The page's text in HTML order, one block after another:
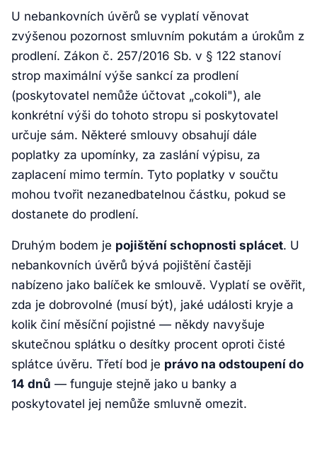
U nebankovních úvěrů se vyplatí věnovat
zvýšenou pozornost smluvním pokutám a úrokům z
prodlení. Zákon č. 257/2016 Sb. v § 122 stanoví
strop maximální výše sankcí za prodlení
(poskytovatel nemůže účtovat „cokoli"), ale
konkrétní výši do tohoto stropu si poskytovatel
určuje sám. Některé smlouvy obsahují dále
poplatky za upomínky, za zaslání výpisu, za
zaplacení mimo termín. Tyto poplatky v součtu
mohou tvořit nezanedbatelnou částku, pokud se
dostanete do prodlení.
Druhým bodem je pojištění schopnosti splácet. U
nebankovních úvěrů bývá pojištění častěji
nabízeno jako balíček ke smlouvě. Vyplatí se ověřit,
zda je dobrovolné (musí být), jaké události kryje a
kolik činí měsíční pojistné — někdy navyšuje
skutečnou splátku o desítky procent oproti čisté
splátce úvěru. Třetí bod je právo na odstoupení do
14 dnů — funguje stejně jako u banky a
poskytovatel jej nemůže smluvně omezit.